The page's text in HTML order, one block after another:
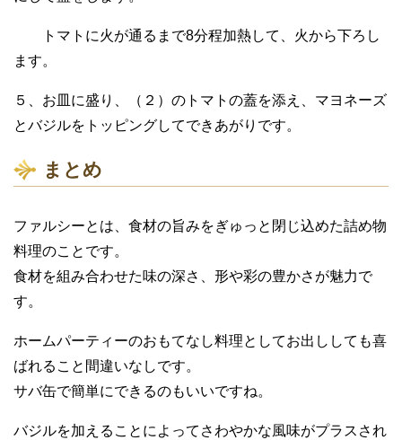
トマトに火が通るまで8分程加熱して、火から下ろし
ます。
５、お皿に盛り、（２）のトマトの蓋を添え、マヨネーズ
とバジルをトッピングしてできあがりです。
まとめ
ファルシーとは、食材の旨みをぎゅっと閉じ込めた詰め物
料理のことです。
食材を組み合わせた味の深さ、形や彩の豊かさが魅力で
す。
ホームパーティーのおもてなし料理としてお出ししても喜
ばれること間違いなしです。
サバ缶で簡単にできるのもいいですね。
バジルを加えることによってさわやかな風味がプラスされ